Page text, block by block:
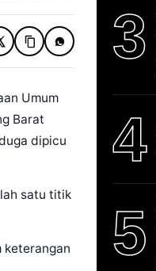
Umum
Barat
dipicu
satu titik
keterangan
3
4
5